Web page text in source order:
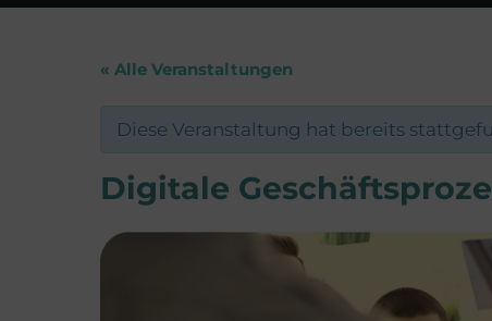
« Alle Veranstaltungen
Diese Veranstaltung hat bereits
Digitale